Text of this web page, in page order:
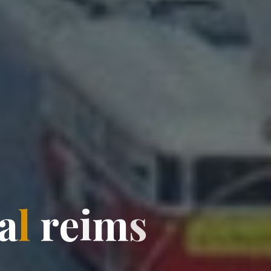
l reims